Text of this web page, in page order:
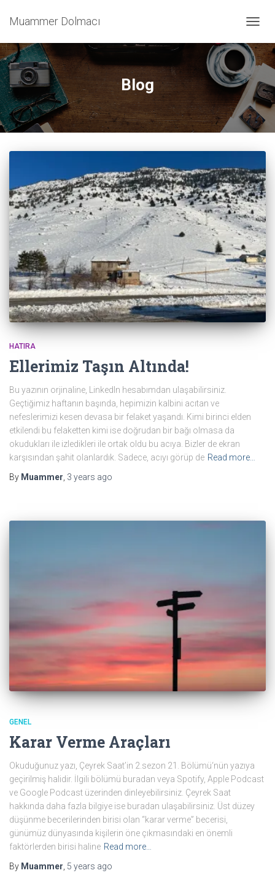
Muammer Dolmacı
Blog
HATIRA
Ellerimiz Taşın Altında!
Bu yazının orjinaline, LinkedIn hesabımdan ulaşabilirsiniz.
Geçtiğimiz haftanın başında, hepimizin kalbini acıtan ve
nefeslerimizi kesen devasa bir felaket yaşandı. Kimi birinci elden
etkilendi bu felaketten kimi ise doğrudan bir bağı olmasa da
okudukları ile izledikleri ile ortak oldu bu acıya. Bizler de ekran
karşısından şahit olanlardık. Sadece, acıyı görüp de Read more…
By Muammer 3 years ago
GENEL
Karar Verme Araçları
Okuduğunuz yazı, Çeyrek Saat’in 2.sezon 21. Bölümü‘nün yazıya
geçirilmiş halidir. İlgili bölümü buradan veya Spotify, Apple Podcast
ve Google Podcast üzerinden dinleyebilirsiniz. Çeyrek Saat
hakkında daha fazla bilgiye ise buradan ulaşabilirsiniz. Üst düzey
düşünme becerilerinden birisi olan “karar verme” becerisi,
günümüz dünyasında kişilerin öne çıkmasındaki en önemli
faktörlerden birisi haline Read more…
By Muammer 5 years ago